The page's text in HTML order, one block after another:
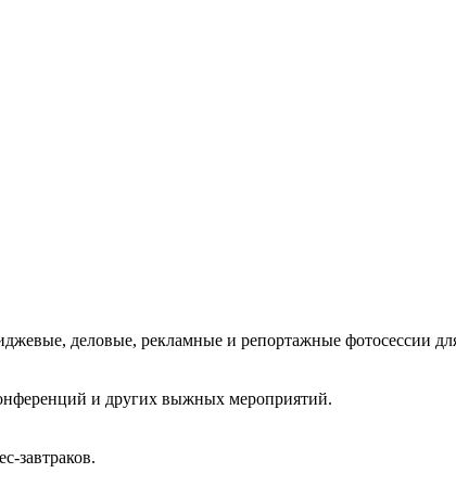
деловые, рекламные и репортажные фотосессии
и других выжных мероприятий.
завтраков.